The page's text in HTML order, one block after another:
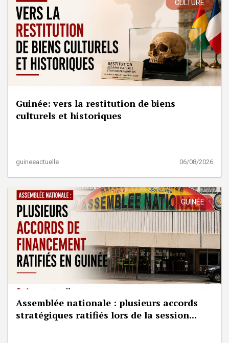
CULTURE
Guinée: vers la restitution de biens
culturels et historiques
guineeactuelle 06/08/2026
GUINÉE
Assemblée nationale : plusieurs accords
stratégiques ratifiés lors de la session...